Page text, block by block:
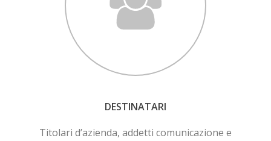
DESTINATARI
Titolari d’azienda, addetti comunicazione e